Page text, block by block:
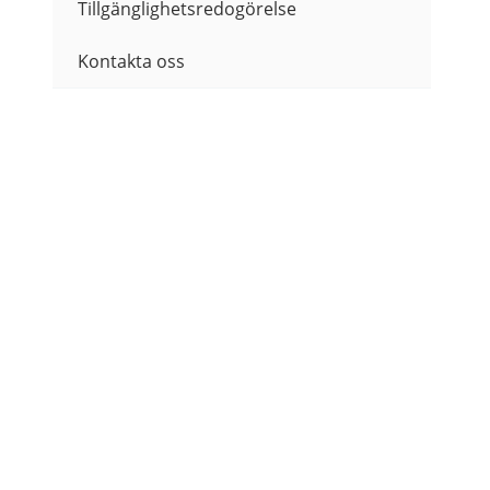
Tillgänglighetsredogörelse
Kontakta oss